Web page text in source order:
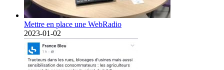
Mettre en place une WebRadio
2023-01-02